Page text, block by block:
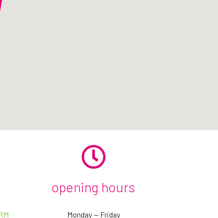
Аэропортовые и железнодорожные расходы
opening hours
Monday — Friday